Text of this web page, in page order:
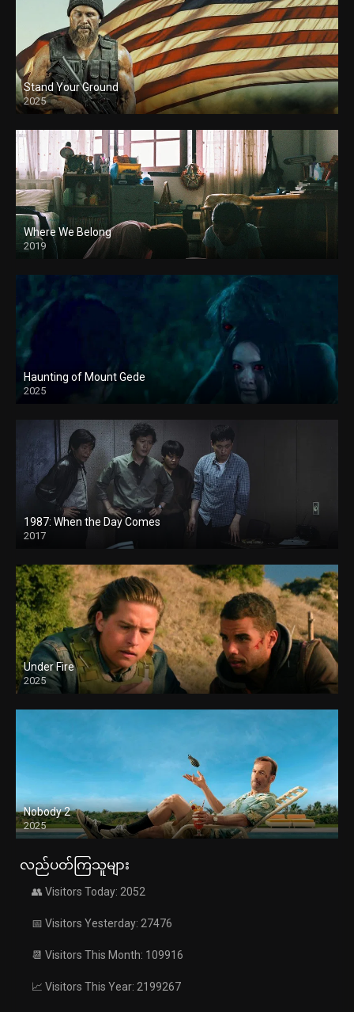
Stand Your Ground
2025
Where We Belong
2019
Haunting of Mount Gede
2025
1987: When the Day Comes
2017
Under Fire
2025
Nobody 2
2025
လည်ပတ်ကြသူများ
👥 Visitors Today: 2052
📅 Visitors Yesterday: 27476
📆 Visitors This Month: 109916
📈 Visitors This Year: 2199267